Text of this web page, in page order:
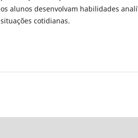
os alunos desenvolvam habilidades
situações cotidianas.